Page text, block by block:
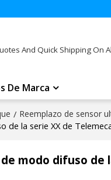
And Quick Shipping On
De Marca
/ Reemplazo de sensor
la serie XX de
modo difuso de